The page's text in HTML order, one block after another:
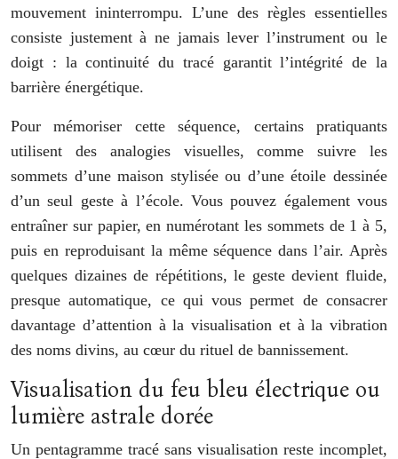
mouvement ininterrompu. L’une des règles essentielles
consiste justement à ne jamais lever l’instrument ou le
doigt : la continuité du tracé garantit l’intégrité de la
barrière énergétique.
Pour mémoriser cette séquence, certains pratiquants
utilisent des analogies visuelles, comme suivre les
sommets d’une maison stylisée ou d’une étoile dessinée
d’un seul geste à l’école. Vous pouvez également vous
entraîner sur papier, en numérotant les sommets de 1 à 5,
puis en reproduisant la même séquence dans l’air. Après
quelques dizaines de répétitions, le geste devient fluide,
presque automatique, ce qui vous permet de consacrer
davantage d’attention à la visualisation et à la vibration
des noms divins, au cœur du rituel de bannissement.
Visualisation du feu bleu électrique ou
lumière astrale dorée
Un pentagramme tracé sans visualisation reste incomplet,